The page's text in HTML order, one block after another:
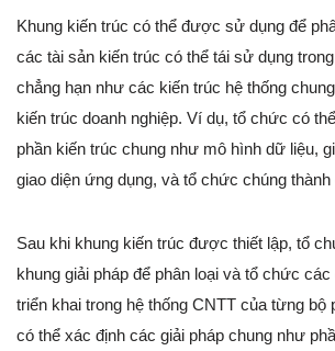
Khung kiến trúc có thể được sử dụng để
các tài sản kiến trúc có thể tái sử dụng
chẳng hạn như các kiến trúc hệ thống
kiến trúc doanh nghiệp. Ví dụ, tổ chức có
phần kiến trúc chung như mô hình dữ liệu,
giao diện ứng dụng, và tổ chức chúng
Sau khi khung kiến trúc được thiết lập, tổ
khung giải pháp để phân loại và tổ chức
triển khai trong hệ thống CNTT của từng bộ
có thể xác định các giải pháp chung như